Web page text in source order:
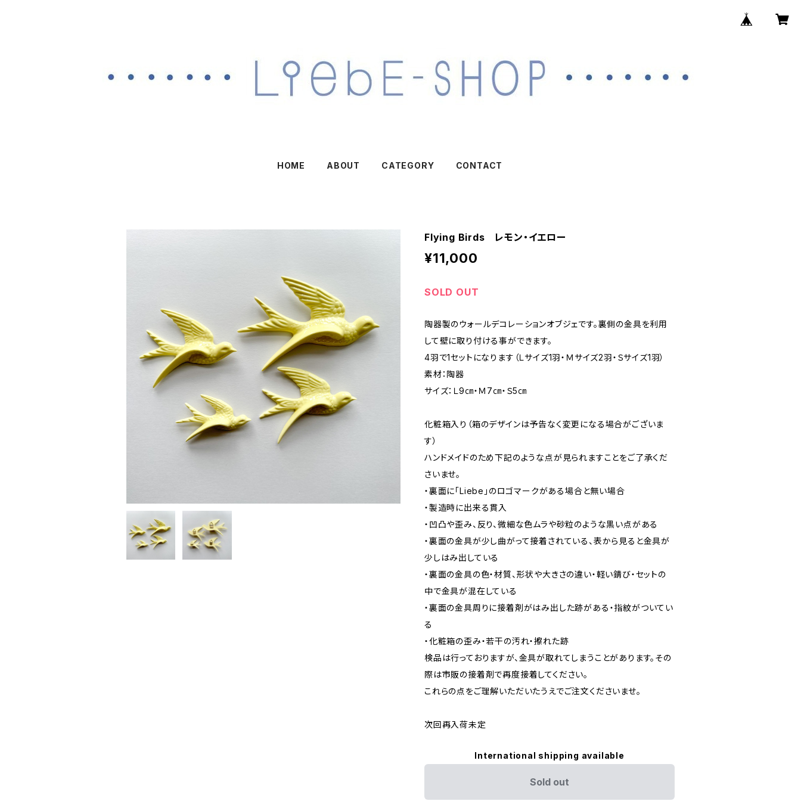
HOME ABOUT CATEGORY CONTACT
Flying Birds レモン・イエロー
¥11,000
SOLD OUT
陶器製のウォールデコレーションオブジェです。裏側の金具を利用
して壁に取り付ける事ができます。
4羽で1セットになります（Ｌサイズ1羽・Ｍサイズ2羽・Ｓサイズ1羽）
素材：陶器
サイズ：Ｌ9㎝・Ｍ7㎝・Ｓ5㎝
化粧箱入り（箱のデザインは予告なく変更になる場合がございま
す）
ハンドメイドのため下記のような点が見られますことをご了承くだ
さいませ。
・裏面に「Liebe」のロゴマークがある場合と無い場合
・製造時に出来る貫入
・凹凸や歪み、反り、微細な色ムラや砂粒のような黒い点がある
・裏面の金具が少し曲がって接着されている、表から見ると金具が
少しはみ出している
・裏面の金具の色・材質、形状や大きさの違い・軽い錆び・セットの
中で金具が混在している
・裏面の金具周りに接着剤がはみ出した跡がある・指紋がついてい
る
・化粧箱の歪み・若干の汚れ・擦れた跡
検品は行っておりますが、金具が取れてしまうことがあります。その
際は市販の接着剤で再度接着してください。
これらの点をご理解いただいたうえでご注文くださいませ。
次回再入荷未定
International shipping available
Sold out